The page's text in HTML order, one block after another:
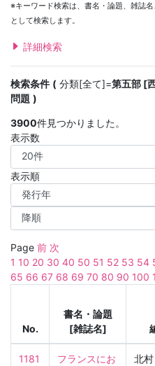
※キーワード検索は、書名・論題、雑誌
として検索します。
詳細検索
検索条件 分類[全て]=第五部 [
問題
3900件見つかりました。
表示数
表示順
Page 前 次
1 10 20 30 40 50 51 52 53 54
65 66 67 68 69 70 80 90 100
No.
書名・論題
[雑誌名]
1181
フランスにお
北